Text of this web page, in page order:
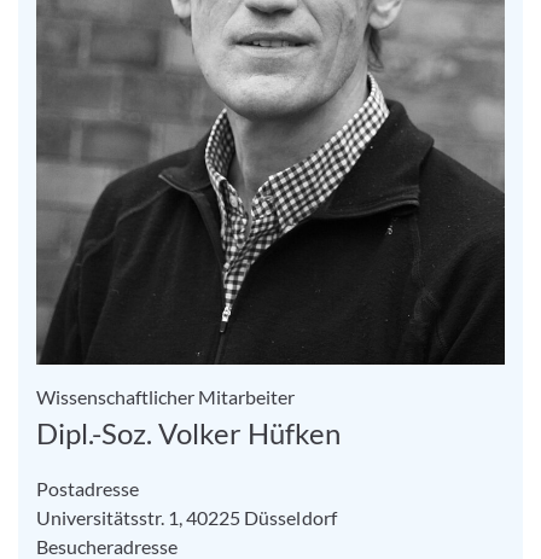
Wissenschaftlicher Mitarbeiter
Dipl.-Soz. Volker Hüfken
Postadresse
Universitätsstr. 1, 40225 Düsseldorf
Besucheradresse